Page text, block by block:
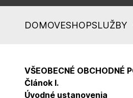
DOMOVESHOPSLUŽBY
VŠEOBECNÉ OBCHODNÉ
Článok I.
Úvodné ustanovenia